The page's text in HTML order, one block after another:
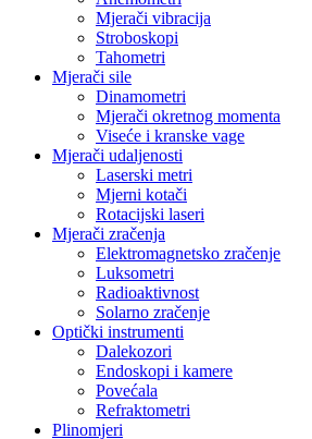
Mjerači vibracija
Stroboskopi
Tahometri
Mjerači sile
Dinamometri
Mjerači okretnog momenta
Viseće i kranske vage
Mjerači udaljenosti
Laserski metri
Mjerni kotači
Rotacijski laseri
Mjerači zračenja
Elektromagnetsko zračenje
Luksometri
Radioaktivnost
Solarno zračenje
Optički instrumenti
Dalekozori
Endoskopi i kamere
Povećala
Refraktometri
Plinomjeri